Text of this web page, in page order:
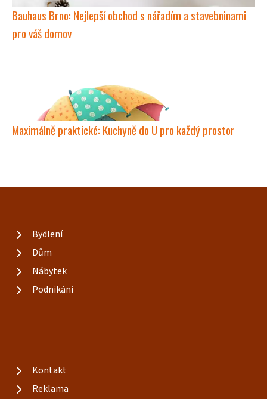
Bauhaus Brno: Nejlepší obchod s nářadím a stavebninami
pro váš domov
Maximálně praktické: Kuchyně do U pro každý prostor
Bydlení
Dům
Nábytek
Podnikání
Kontakt
Reklama